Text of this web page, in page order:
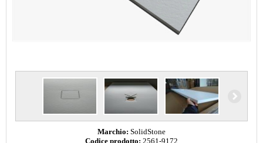
Marchio: SolidStone
Codice prodotto: 2561-9172